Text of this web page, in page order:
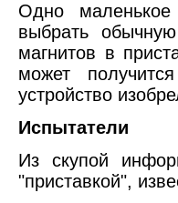
Одно
выбрать
магнитов в
может
устройство
Испытатели
Из скупой
"приставкой",